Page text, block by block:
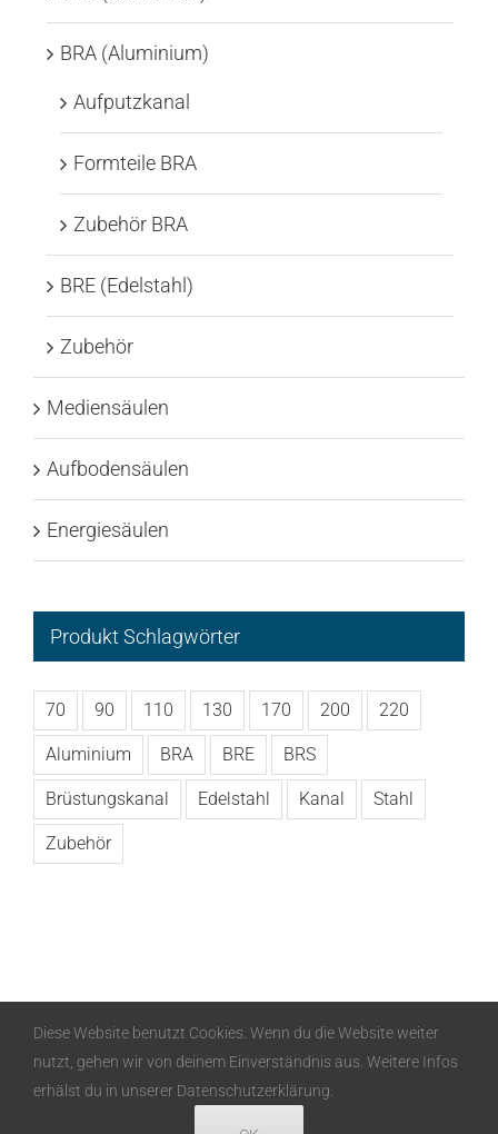
BRA (Aluminium)
Aufputzkanal
Formteile BRA
Zubehör BRA
BRE (Edelstahl)
Zubehör
Mediensäulen
Aufbodensäulen
Energiesäulen
Produkt Schlagwörter
70 90 110 130 170 200 220
Aluminium BRA BRE BRS
Brüstungskanal Edelstahl Kanal Stahl
Zubehör
Copyright
Datenschutz|Impressum
Diese Website benutzt Cookies. Wenn du die Website weiter
nutzt, gehen wir von deinem Einverständnis aus. Weitere Infos
erhälst du in unserer Datenschutzerklärung.